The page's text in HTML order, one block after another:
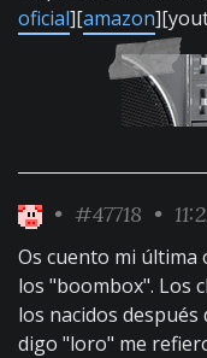
oficial][amazon
• #47718 •
Os cuento mi última
los "boombox". Los
los nacidos
digo "loro" me